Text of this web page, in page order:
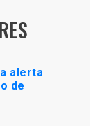
alerta
de